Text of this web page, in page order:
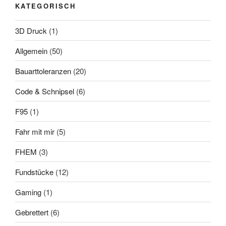
KATEGORISCH
3D Druck (1)
Allgemein (50)
Bauarttoleranzen (20)
Code & Schnipsel (6)
F95 (1)
Fahr mit mir (5)
FHEM (3)
Fundstücke (12)
Gaming (1)
Gebrettert (6)